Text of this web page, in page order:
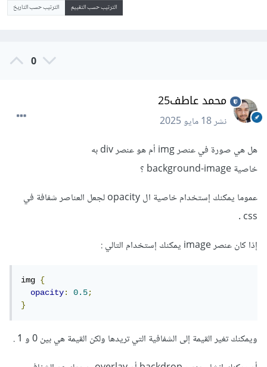
الترتيب حسب التقييم الترتيب حسب التاريخ
0
محمد عاطف25
نشر18 مايو 2025
هل هي صورة في عنصر img أم هو عنصر div به
خاصية background-image ؟
عموما يمكنك إستخدام خاصية ال opacity لجعل العناصر شفافة في
css .
إذا كان عنصر image يمكنك إستخدام التالي
img {
opacity: 0.5;
}
ويمكنك تغير القيمة إلى الشفافية التي تريدها ولكن القيمة هي بين 0 و 1 .